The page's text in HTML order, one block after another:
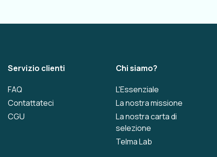
Servizio clienti
FAQ
Contattateci
CGU
Chi siamo?
L'Essenziale
La nostra missione
La nostra carta di
selezione
Telma Lab